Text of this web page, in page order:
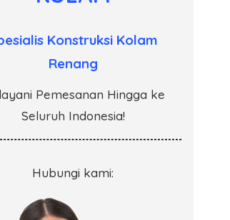
Konstruksi Kolam
Renang
Pemesanan Hingga ke
Seluruh Indonesia!
Hubungi kami: